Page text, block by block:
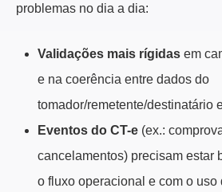
problemas no dia a dia:
Validações mais rígidas em
e na coerência entre dados do
tomador/remetente/destinatário
Eventos do CT-e (ex.:
cancelamentos) precisam estar
o fluxo operacional e com o